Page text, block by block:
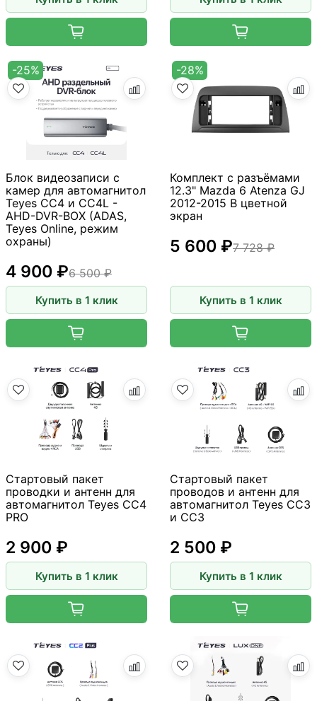
-25%
Блок видеозаписи с
камер для автомагнитол
Teyes CC4 и CC4L -
AHD-DVR-BOX (ADAS,
Teyes Online, режим
охраны)
6 500 ₽
4 900 ₽
Купить в 1 клик
-28%
Комплект с разъёмами
12.3" Mazda 6 Atenza GJ
2012-2015 B цветной
экран
7 728 ₽
5 600 ₽
Купить в 1 клик
Стартовый пакет
проводки и антенн для
автомагнитол Teyes CC4
PRO
2 900 ₽
Купить в 1 клик
Стартовый пакет
проводов и антенн для
автомагнитол Teyes CC3
и CC3
2 500 ₽
Купить в 1 клик